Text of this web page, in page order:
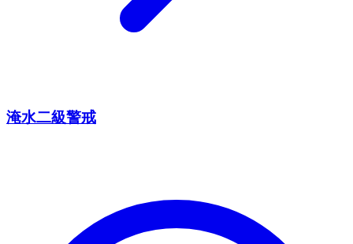
淹水二級警戒